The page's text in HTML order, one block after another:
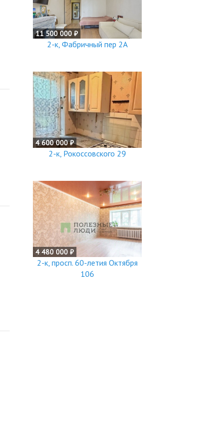
11 500 000 ₽
2-к, Фабричный пер 2А
4 600 000 ₽
2-к, Рокоссовского 29
4 480 000 ₽
2-к, просп. 60-летия Октября
106